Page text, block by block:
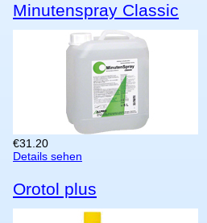
Minutenspray Classic
€31.20
Details sehen
Orotol plus